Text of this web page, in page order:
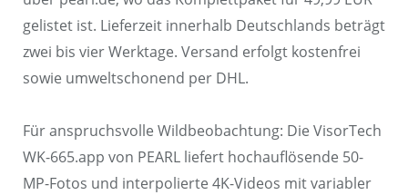
gelistet ist. Lieferzeit innerhalb Deutschlands beträgt
zwei bis vier Werktage. Versand erfolgt kostenfrei
sowie umweltschonend per DHL.
Für anspruchsvolle Wildbeobachtung: Die VisorTech
WK-665.app von PEARL liefert hochauflösende 50-
MP-Fotos und interpolierte 4K-Videos mit variabler